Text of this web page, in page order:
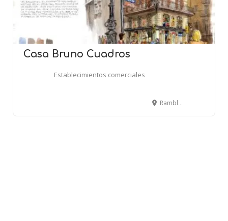
Casa Bruno Cuadros
Establecimientos comerciales
Rambla, 82 - BARCELONA